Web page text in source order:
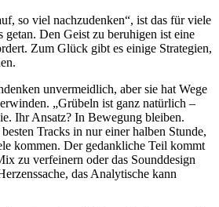
so viel nachzudenken“, ist das für viele
getan. Den Geist zu beruhigen ist eine
Zum Glück gibt es einige Strategien,
unvermeidlich, aber sie hat Wege
„Grübeln ist ganz natürlich –
Ihr Ansatz? In Bewegung bleiben.
Tracks in nur einer halben Stunde,
kommen. Der gedankliche Teil kommt
zu verfeinern oder das Sounddesign
das Analytische kann